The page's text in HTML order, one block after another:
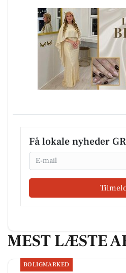
Få lokale nyheder
Email
MEST LÆSTE
BOLIGMARKED